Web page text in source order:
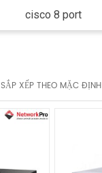
cisco 8 port
SẮP XẾP THEO MẶC ĐỊNH